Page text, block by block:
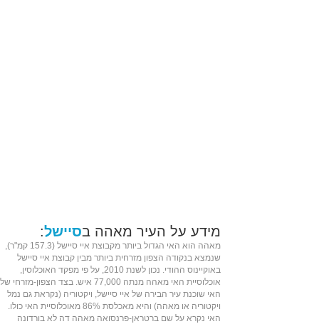
מידע על העיר מאהה בסיישל:
מאהה הוא האי הגדול ביותר מקבוצת איי סיישל
(157.3 קמ"ר),
שנמצא בנקודה הצפון מזרחית ביותר מבין קבוצת איי סיישל
באוקיינוס ההודי. נכון לשנת 2010, על פי מפקד האוכלוסין,
אוכלוסיית האי מאהה מנתה 77,000 איש. בצד הצפון-מזרחי של
האי שוכנת עיר הבירה של איי סיישל, ויקטוריה (נקראת גם נמל
ויקטוריה או מאהה) והיא מאכלסת 86% מאוכלוסיית האי כולו.
האי נקרא על שם ברטראן-פרנסואה מאהה דה לא בורדונה